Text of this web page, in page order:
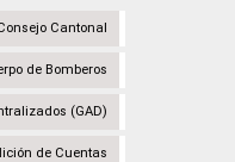
Cantonal
de Bomberos
(GAD)
de Cuentas